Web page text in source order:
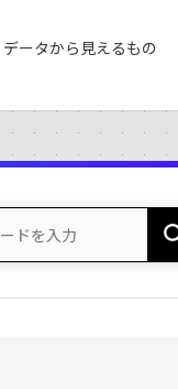
データから見えるもの